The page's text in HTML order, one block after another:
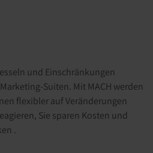
und Einschränkungen
Suiten. Mit MACH werden
flexibler auf Veränderungen
Sie sparen Kosten und
.